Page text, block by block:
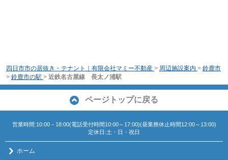
四日市市の居抜き・テナント｜有限会社マミー不動産 > 周辺施設案内 > 鈴鹿市
> 鈴鹿市の駅 > 近鉄名古屋線 長太ノ浦駅
ページトップに戻る
営業時間:10:00－18:00(電話受付時間10:00～17:00)(昼業務休止時間12:00～13:00)
定休日:土・日・祝日
ホーム